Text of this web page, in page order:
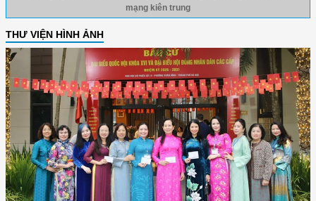
mạng kiên trung
THƯ VIỆN HÌNH ẢNH